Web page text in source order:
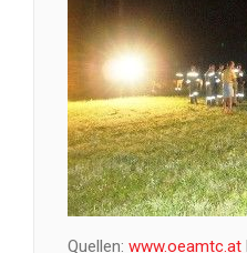
Quellen: www.oeamtc.at